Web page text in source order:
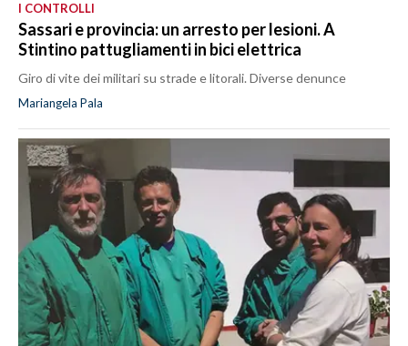
I CONTROLLI
Sassari e provincia: un arresto per lesioni. A
Stintino pattugliamenti in bici elettrica
Giro di vite dei militari su strade e litorali. Diverse denunce
Mariangela Pala